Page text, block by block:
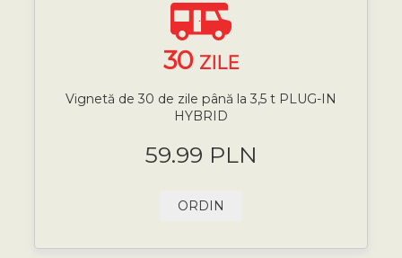
30 ZILE
Vignetă de 30 de zile până la 3,5 t PLUG-IN
HYBRID
59.99 PLN
ORDIN